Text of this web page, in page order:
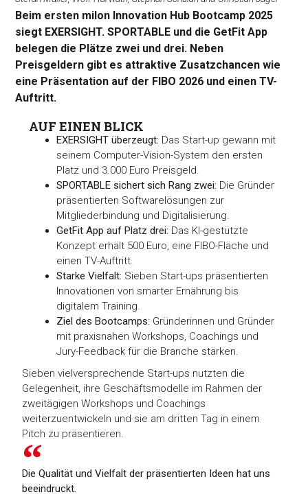
Beim ersten milon Innovation Hub Bootcamp 2025
siegt EXERSIGHT. SPORTABLE und die GetFit App
belegen die Plätze zwei und drei. Neben
Preisgeldern gibt es attraktive Zusatzchancen wie
eine Präsentation auf der FIBO 2026 und einen TV-
Auftritt.
AUF EINEN BLICK
EXERSIGHT überzeugt: Das Start-up gewann mit
seinem Computer-Vision-System den ersten
Platz und 3.000 Euro Preisgeld.
SPORTABLE sichert sich Rang zwei: Die Gründer
präsentierten Softwarelösungen zur
Mitgliederbindung und Digitalisierung.
GetFit App auf Platz drei: Das KI-gestützte
Konzept erhält 500 Euro, eine FIBO-Fläche und
einen TV-Auftritt.
Starke Vielfalt: Sieben Start-ups präsentierten
Innovationen von smarter Ernährung bis
digitalem Training.
Ziel des Bootcamps: Gründerinnen und Gründer
mit praxisnahen Workshops, Coachings und
Jury-Feedback für die Branche stärken.
Sieben vielversprechende Start-ups nutzten die
Gelegenheit, ihre Geschäftsmodelle im Rahmen der
zweitägigen Workshops und Coachings
weiterzuentwickeln und sie am dritten Tag in einem
Pitch zu präsentieren.
Die Qualität und Vielfalt der präsentierten Ideen hat uns
beeindruckt.